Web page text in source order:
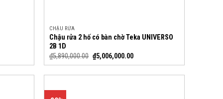
CHẬU RỬA
Chậu rửa 2 hố có bàn chờ Teka UNIVERSO
2B 1D
₫5,890,000.00 ₫5,006,000.00